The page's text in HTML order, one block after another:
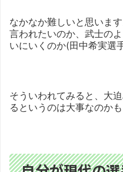
なかなか難しいと思いま
言われたいのか、武士の
いにいくのか(田中希実選
そういわれてみると、大
るというのは大事なのかも